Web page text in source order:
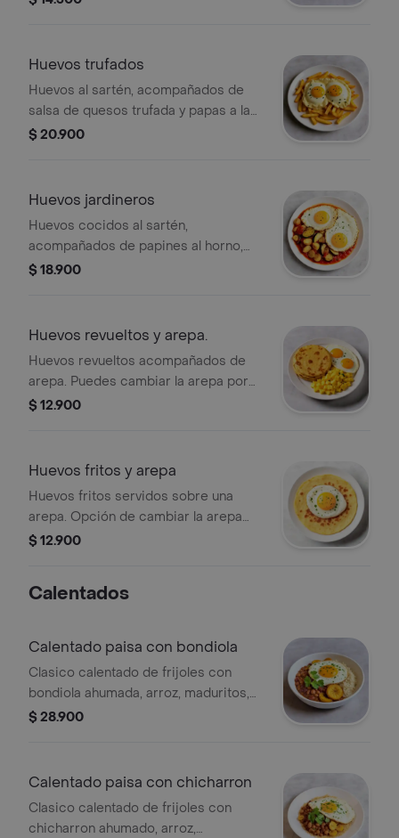
Huevos trufados
Huevos al sartén, acompañados de
salsa de quesos trufada y papas a la
francesa. un desayuno lleno de sabor.
$ 20.900
Huevos jardineros
Huevos cocidos al sartén,
acompañados de papines al horno,
zucchini verde y amarillo, y berenjena.
especias, para un toque lleno de
$ 18.900
Huevos revueltos y arepa.
Huevos revueltos acompañados de
arepa. Puedes cambiar la arepa por
un hashbrown. No incluye bebida.
$ 12.900
Huevos fritos y arepa
Huevos fritos servidos sobre una
arepa. Opción de cambiar la arepa
por un hashbrown. Bebida no incluida.
$ 12.900
Calentados
Calentado paisa con bondiola
Clasico calentado de frijoles con
bondiola ahumada, arroz, maduritos,
cilantro fresco y huevo al gusto. aji
$ 28.900
Calentado paisa con chicharron
Clasico calentado de frijoles con
chicharron ahumado, arroz,